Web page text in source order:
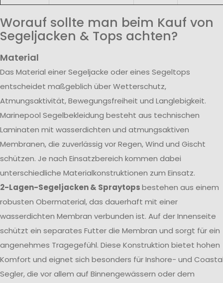
Worauf sollte man beim Kauf von
Segeljacken & Tops achten?
Material
Das Material einer Segeljacke oder eines Segeltops
entscheidet maßgeblich über Wetterschutz,
Atmungsaktivität, Bewegungsfreiheit und Langlebigkeit.
Marinepool Segelbekleidung besteht aus technischen
Laminaten mit wasserdichten und atmungsaktiven
Membranen, die zuverlässig vor Regen, Wind und Gischt
schützen. Je nach Einsatzbereich kommen dabei
unterschiedliche Materialkonstruktionen zum Einsatz.
2-Lagen-Segeljacken & Spraytopsbestehen aus einem
robusten Obermaterial, das dauerhaft mit einer
wasserdichten Membran verbunden ist. Auf der Innenseite
schützt ein separates Futter die Membran und sorgt für ein
angenehmes Tragegefühl. Diese Konstruktion bietet hohen
Komfort und eignet sich besonders für Inshore- und
Segler, die vor allem auf Binnengewässern oder dem